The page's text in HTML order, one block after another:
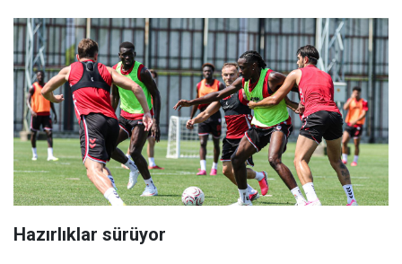
Hazırlıklar sürüyor